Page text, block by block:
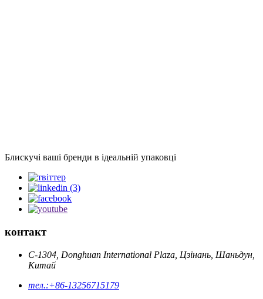
Блискучі ваші бренди в ідеальній упаковці
контакт
C-1304, Donghuan International Plaza, Цзінань, Шаньдун,
Китай
тел.:+86-13256715179